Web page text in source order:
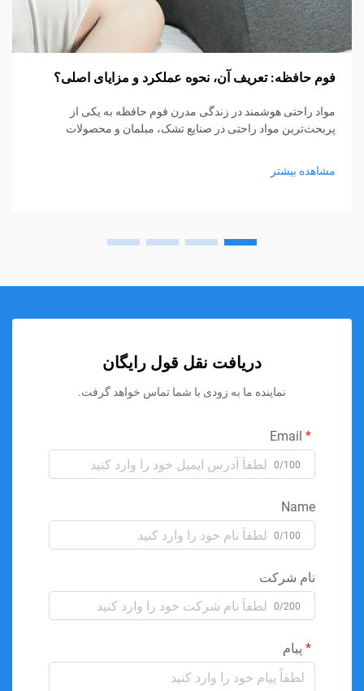
فوم حافظه: تعریف آن، نحوه عملکرد و مزایای اصلی؟
مواد راحتی هوشمند در زندگی مدرن فوم حافظه به یکی از
پربحث‌ترین مواد راحتی در صنایع تشک، مبلمان و محصولات
مشاهده بیشتر
دریافت نقل قول رایگان
نماینده ما به زودی با شما تماس خواهد گرفت.
0/100
Name
0/100
نام شرکت
0/200
پیام